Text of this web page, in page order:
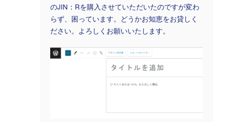
のJIN：Rを購入させていただいたのですが変わ
らず、困っています。どうかお知恵をお貸しく
ださい。よろしくお願いいたします。